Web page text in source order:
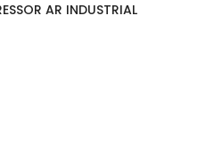
AR INDUSTRIAL